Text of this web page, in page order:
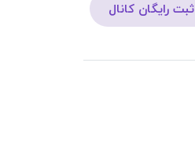
ثبت رایگان کانال